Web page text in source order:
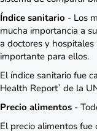
Índice sanitario - Los
mucha importancia a
a doctores y
importante para ellos.
El índice sanitario fue
Health Report` de la
Precio alimentos -
El precio alimentos